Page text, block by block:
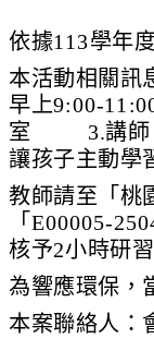
依據113學年
本活動相關
早上9:00-
室 3.講師：
讓孩子主動學
教師請至「桃
「E00005-
核予2小時研
為響應環保，
本案聯絡人：